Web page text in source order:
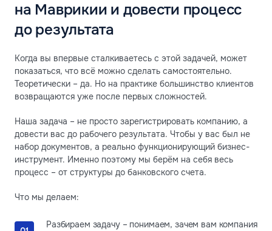
на Маврикии и довести процесс
до результата
Когда вы впервые сталкиваетесь с этой задачей, может
показаться, что всё можно сделать самостоятельно.
Теоретически – да. Но на практике большинство клиентов
возвращаются уже после первых сложностей.
Наша задача – не просто зарегистрировать компанию, а
довести вас до рабочего результата. Чтобы у вас был не
набор документов, а реально функционирующий бизнес-
инструмент. Именно поэтому мы берём на себя весь
процесс – от структуры до банковского счета.
Что мы делаем:
Разбираем задачу – понимаем, зачем вам компания